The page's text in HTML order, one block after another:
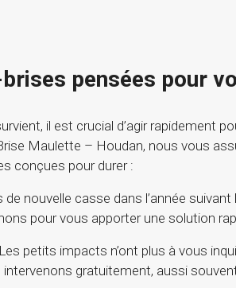
pensées pour
il est crucial d’agir rapidement
Maulette – Houdan, nous vous
conçues pour durer :
de nouvelle casse dans l’année
pour vous apporter une solution
Les petits impacts n’ont plus à vous
intervenons gratuitement, aussi